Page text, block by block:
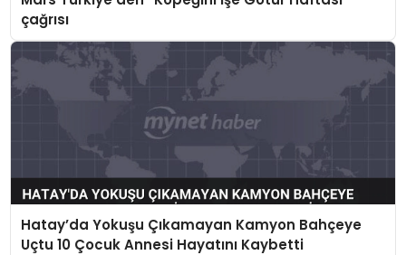
çağrısı
Hatay’da Yokuşu Çıkamayan Kamyon Bahçeye
Uçtu 10 Çocuk Annesi Hayatını Kaybetti